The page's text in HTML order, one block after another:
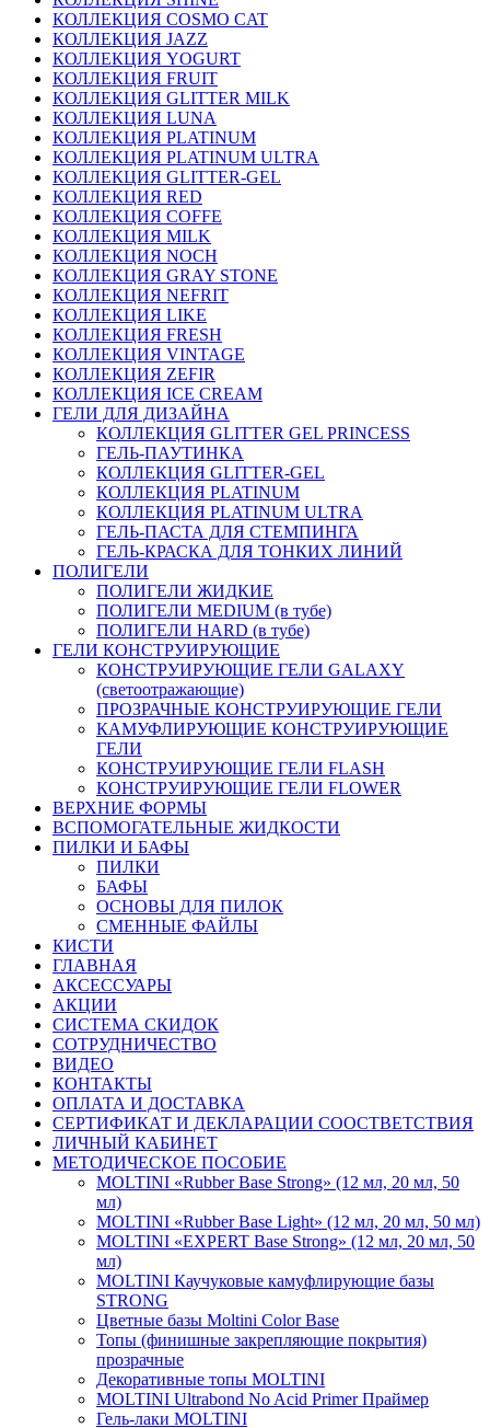
КОЛЛЕКЦИЯ COSMO CAT
КОЛЛЕКЦИЯ JAZZ
КОЛЛЕКЦИЯ YOGURT
КОЛЛЕКЦИЯ FRUIT
КОЛЛЕКЦИЯ GLITTER MILK
КОЛЛЕКЦИЯ LUNA
КОЛЛЕКЦИЯ PLATINUM
КОЛЛЕКЦИЯ PLATINUM ULTRA
КОЛЛЕКЦИЯ GLITTER-GEL
КОЛЛЕКЦИЯ RED
КОЛЛЕКЦИЯ COFFE
КОЛЛЕКЦИЯ MILK
КОЛЛЕКЦИЯ NOCH
КОЛЛЕКЦИЯ GRAY STONE
КОЛЛЕКЦИЯ NEFRIT
КОЛЛЕКЦИЯ LIKE
КОЛЛЕКЦИЯ FRESH
КОЛЛЕКЦИЯ VINTAGE
КОЛЛЕКЦИЯ ZEFIR
КОЛЛЕКЦИЯ ICE CREAM
ГЕЛИ ДЛЯ ДИЗАЙНА
КОЛЛЕКЦИЯ GLITTER GEL PRINCESS
ГЕЛЬ-ПАУТИНКА
КОЛЛЕКЦИЯ GLITTER-GEL
КОЛЛЕКЦИЯ PLATINUM
КОЛЛЕКЦИЯ PLATINUM ULTRA
ГЕЛЬ-ПАСТА ДЛЯ СТЕМПИНГА
ГЕЛЬ-КРАСКА ДЛЯ ТОНКИХ ЛИНИЙ
ПОЛИГЕЛИ
ПОЛИГЕЛИ ЖИДКИЕ
ПОЛИГЕЛИ MEDIUM (в тубе)
ПОЛИГЕЛИ HARD (в тубе)
ГЕЛИ КОНСТРУИРУЮЩИЕ
КОНСТРУИРУЮЩИЕ ГЕЛИ GALAXY
(светоотражающие)
ПРОЗРАЧНЫЕ КОНСТРУИРУЮЩИЕ ГЕЛИ
КАМУФЛИРУЮЩИЕ КОНСТРУИРУЮЩИЕ
ГЕЛИ
КОНСТРУИРУЮЩИЕ ГЕЛИ FLASH
КОНСТРУИРУЮЩИЕ ГЕЛИ FLOWER
ВЕРХНИЕ ФОРМЫ
ВСПОМОГАТЕЛЬНЫЕ ЖИДКОСТИ
ПИЛКИ И БАФЫ
ПИЛКИ
БАФЫ
ОСНОВЫ ДЛЯ ПИЛОК
СМЕННЫЕ ФАЙЛЫ
КИСТИ
ГЛАВНАЯ
АКСЕССУАРЫ
АКЦИИ
СИСТЕМА СКИДОК
СОТРУДНИЧЕСТВО
ВИДЕО
КОНТАКТЫ
ОПЛАТА И ДОСТАВКА
СЕРТИФИКАТ И ДЕКЛАРАЦИИ СООСТВЕТСТВИЯ
ЛИЧНЫЙ КАБИНЕТ
МЕТОДИЧЕСКОЕ ПОСОБИЕ
MOLTINI «Rubber Base Strong» (12 мл, 20 мл, 50
мл)
MOLTINI «Rubber Base Light» (12 мл, 20 мл, 50 мл)
MOLTINI «EXPERT Base Strong» (12 мл, 20 мл, 50
мл)
MOLTINI Каучуковые камуфлирующие базы
STRONG
Цветные базы Moltini Color Base
Топы (финишные закрепляющие покрытия)
прозрачные
Декоративные топы MOLTINI
MOLTINI Ultrabond No Acid Primer Праймер
Гель-лаки MOLTINI